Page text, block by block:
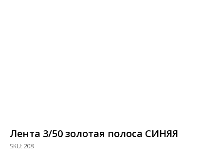
Лента 3/50 золотая полоса СИНЯЯ
SKU: 208